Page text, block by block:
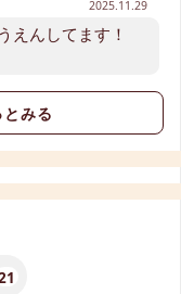
2025.11.29
えんしてます！
みる